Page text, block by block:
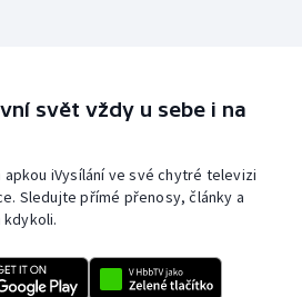
svět vždy u sebe i na
apkou iVysílání ve své chytré televizi
Sledujte přímé přenosy, články a